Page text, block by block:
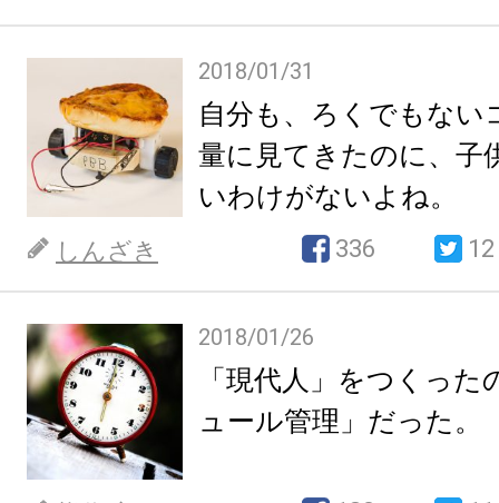
2018/01/31
自分も、ろくでもない
量に見てきたのに、子
いわけがないよね。
しんざき 336 12
2018/01/26
「現代人」をつくっ
ュール管理」だった。